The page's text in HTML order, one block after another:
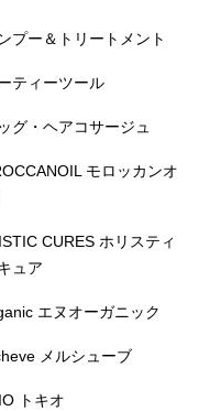
プー＆トリートメント
ティーツール
グ・ヘアコサージュ
モロッカンオ
CURES ホリスティ
ュア
エヌオーガニック
メルシューブ
トキオ